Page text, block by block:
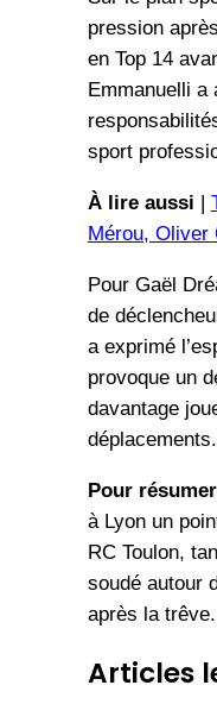
pression
en Top 14
Emmanuelli a
sport
À lire aussi |
Mérou, Oliver
Pour Gaël
de
a exprimé
provoque un
davantage
déplacements.
Pour
à Lyon un
RC Toulon,
soudé autour
après la trêve.
Articles